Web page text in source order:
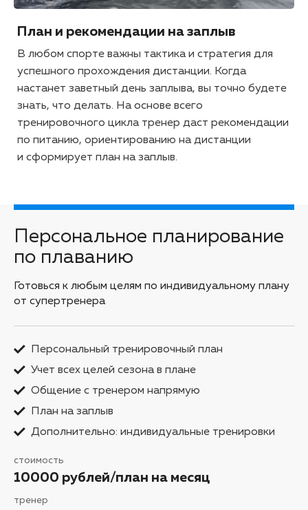
План и рекомендации на заплыв
В любом спорте важны тактика и стратегия для
успешного прохождения дистанции. Когда
настанет заветный день заплыва, вы точно будете
знать, что делать. На основе всего
тренировочного цикла тренер даст рекомендации
по питанию, ориентированию на дистанции
и сформирует план на заплыв.
Персональное планирование
по плаванию
Готовься к любым целям по индивидуальному плану
от супертренера
Персональный тренировочный план
Учет всех целей сезона в плане
Общение с тренером напрямую
План на заплыв
Дополнительно: индивидуальные тренировки
стоимость
10000 рублей/план на месяц
тренер